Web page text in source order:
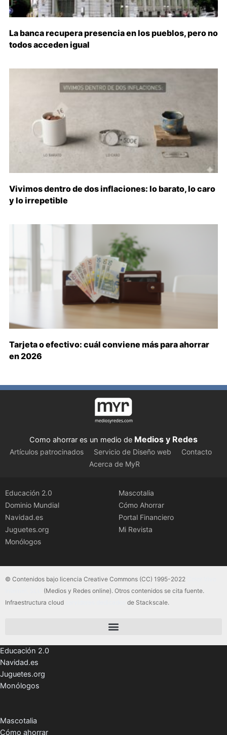
La banca recupera presencia en los pueblos, pero no
todos acceden igual
Vivimos dentro de dos inflaciones: lo barato, lo caro
y lo irrepetible
Tarjeta o efectivo: cuál conviene más para ahorrar
en 2026
Como ahorrar es un medio de Medios y Redes
Artículos patrocinados Servicio de Diseño web
Contacto
Acerca de MyR
Educación 2.0
Dominio Mundial
Navidad.es
Juguetes.org
Monólogos
Mascotalia
Cómo Ahorrar
Portal Financiero
Mi Revista
© Contenidos bajo licencia Creative Commons (CC) 1995-2022
(Medios y Redes online). Otros contenidos se cita fuente.
Infraestructura cloud
de Stackscale.
Educación 2.0
Navidad.es
Juguetes.org
Monólogos
Mascotalia
Cómo ahorrar